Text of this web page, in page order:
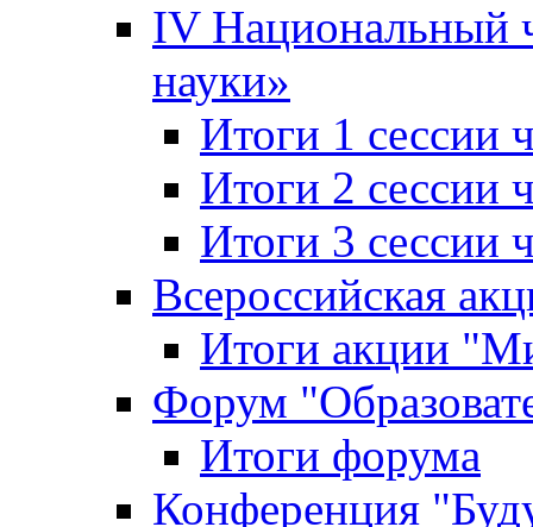
IV
науки»
Итоги 1 сессии
Итоги 2 сессии
Итоги 3 сессии
Всероссийская
Итоги акции
Форум
Итоги форума
Конференция